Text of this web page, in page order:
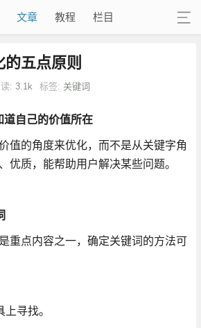
文章 教程 栏目
五点原则
: 3.1k 标签: 关键词
道自己的价值所在
值的角度来优化，而不是从关键字角
优质，能帮助用户解决某些问题。
重点内容之一，确定关键词的方法可
寻找。